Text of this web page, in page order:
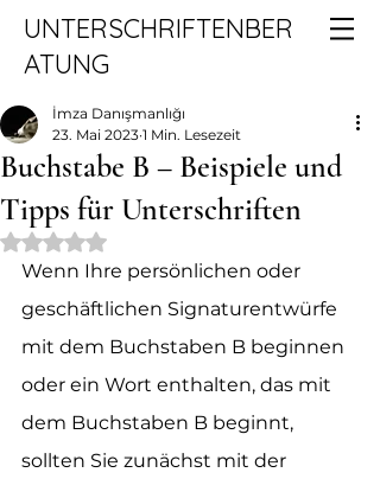
UNTERSCHRIFTENBER
ATUNG
Buchstabe B – Beispiele und
Tipps für Unterschriften
İmza Danışmanlığı
23. Mai 2023 1 Min. Lesezeit
Mit NaN von 5 Sternen bewertet.
Wenn Ihre persönlichen oder
geschäftlichen Signaturentwürfe
mit dem Buchstaben B beginnen
oder ein Wort enthalten, das mit
dem Buchstaben B beginnt,
sollten Sie zunächst mit der